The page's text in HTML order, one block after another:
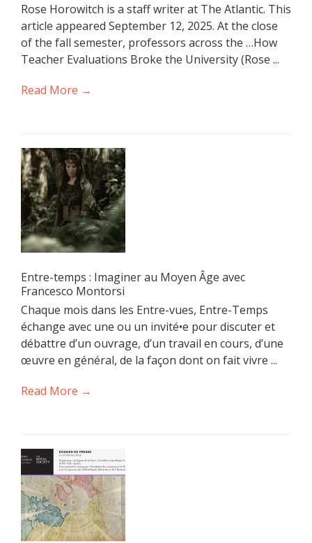
Rose Horowitch is a staff writer at The Atlantic. This
article appeared September 12, 2025. At the close
of the fall semester, professors across the …How
Teacher Evaluations Broke the University (Rose ...
Read More →
Entre-temps : Imaginer au Moyen Âge avec
Francesco Montorsi
Chaque mois dans les Entre-vues, Entre-Temps
échange avec une ou un invité•e pour discuter et
débattre d’un ouvrage, d’un travail en cours, d’une
œuvre en général, de la façon dont on fait vivre ...
Read More →